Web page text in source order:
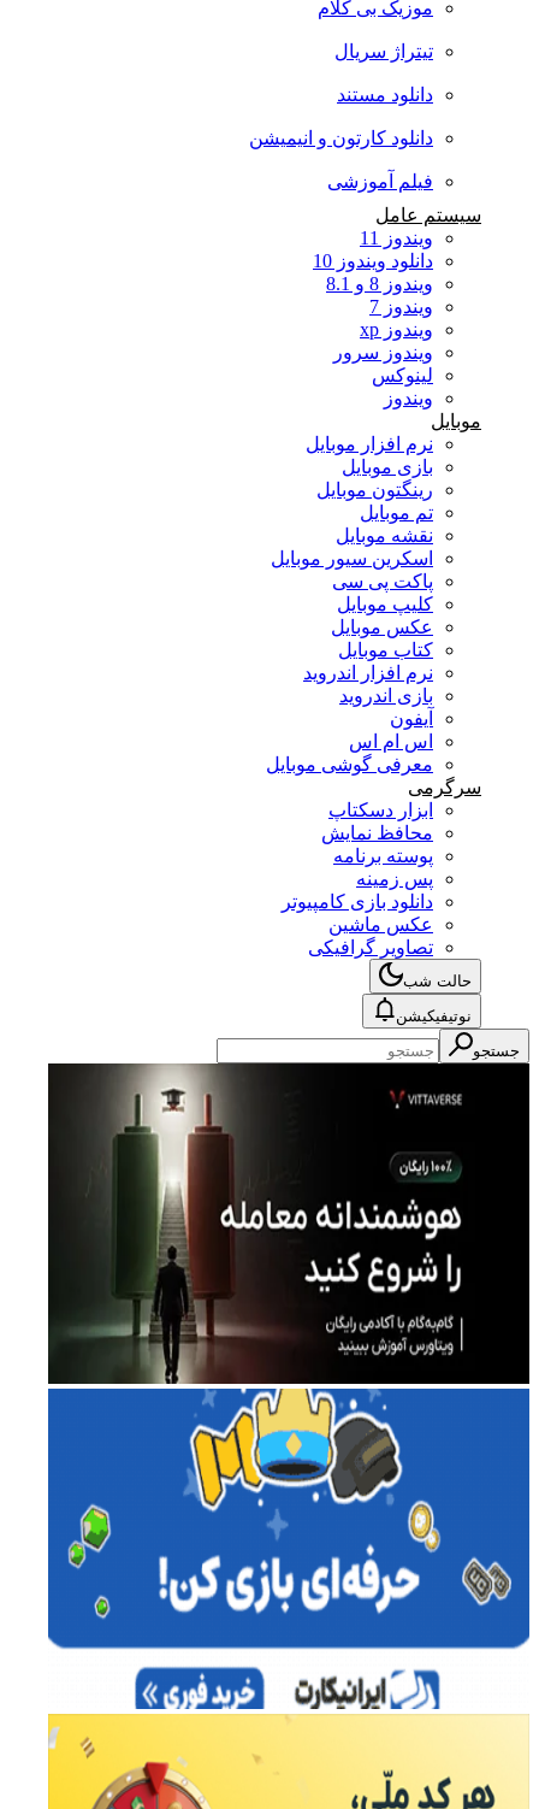
موزیک بی کلام
تیتراژ سریال
دانلود مستند
دانلود کارتون و انیمیشن
فیلم آموزشی
سیستم عامل
ویندوز 11
دانلود ویندوز 10
ویندوز 8 و 8.1
ویندوز 7
ویندوز xp
ویندوز سرور
لینوکس
ویندوز
موبایل
نرم افزار موبایل
بازی موبایل
رینگتون موبایل
تم موبایل
نقشه موبایل
اسکرین سیور موبایل
پاکت پی سی
کلیپ موبایل
عکس موبایل
کتاب موبایل
نرم افزار اندروید
بازی اندروید
آیفون
اس ام اس
معرفی گوشی موبایل
سرگرمی
ابزار دسکتاپ
محافظ نمایش
پوسته برنامه
پس زمینه
دانلود بازی کامپیوتر
عکس ماشین
تصاویر گرافیکی
حالت شب
نوتیفیکیشن
جستجو